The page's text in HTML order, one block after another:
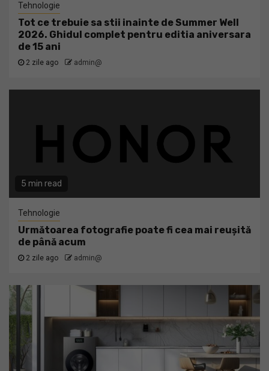
Tehnologie
Tot ce trebuie sa stii inainte de Summer Well
2026. Ghidul complet pentru editia aniversara
de 15 ani
2 zile ago admin@
5 min read
Tehnologie
Următoarea fotografie poate fi cea mai reușită
de până acum
2 zile ago admin@